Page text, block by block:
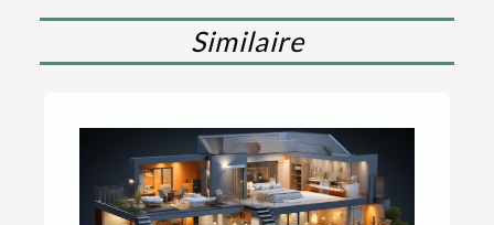
Similaire